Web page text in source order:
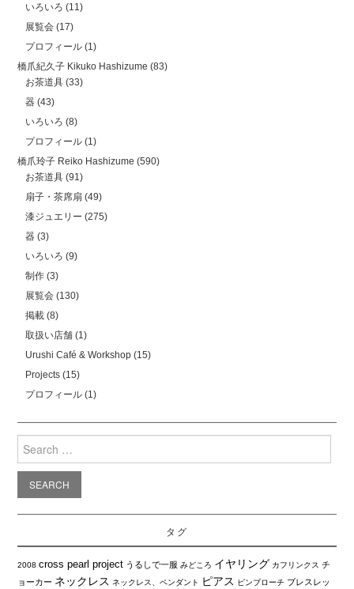
いろいろ (11)
展覧会 (17)
プロフィール (1)
橋爪紀久子 Kikuko Hashizume (83)
お茶道具 (33)
器 (43)
いろいろ (8)
プロフィール (1)
橋爪玲子 Reiko Hashizume (590)
お茶道具 (91)
扇子・茶席扇 (49)
漆ジュエリー (275)
器 (3)
いろいろ (9)
制作 (3)
展覧会 (130)
掲載 (8)
取扱い店舗 (1)
Urushi Café & Workshop (15)
Projects (15)
プロフィール (1)
for:
タグ
2008 cross pearl project うるしで一服 みどころ イヤリング カフリンクス チ
ョーカー ネックレス ネックレス、ペンダント ピアス ピンブローチ ブレスレッ